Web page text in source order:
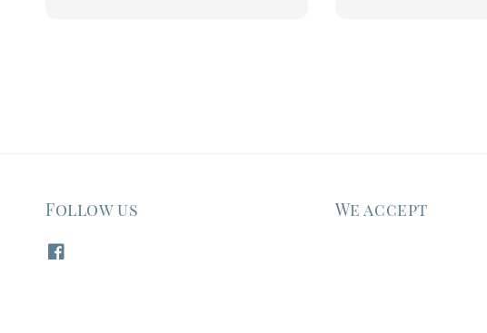
Follow us We accept